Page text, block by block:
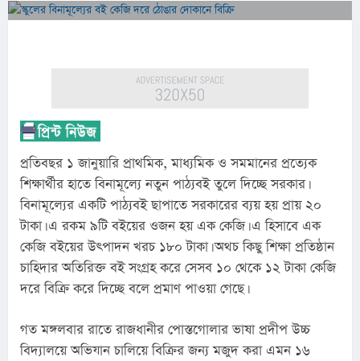
প্রতিবছর ১ জানুয়ারি প্রাথমিক, মাধ্যমিক ও সমমানের প্রত্যেক
শিক্ষার্থীর হাতে বিনামূল্যে নতুন পাঠ্যবই তুলে দিচ্ছে সরকার।
বিনামূল্যের একটি পাঠ্যবই ছাপাতে সরকারের ব্যয় হয় প্রায় ২০
টাকা। এ রকম ৯টি বইয়ের ওজন হয় এক কেজি। এ হিসাবে এক
কেজি বইয়ের উৎপাদন খরচ ১৮০ টাকা। অথচ কিছু শিক্ষা প্রতিষ্ঠান
চাহিদার অতিরিক্ত বই সংগ্রহ করে সেসব ১০ থেকে ১২ টাকা কেজি
দরে বিক্রি করে দিচ্ছে বলে প্রমাণ পাওয়া গেছে।
গত মঙ্গলবার রাতে রাজধানীর পোস্তগোলার ভাষা প্রদীপ উচ্চ
বিদ্যালয়ে অভিযান চালিয়ে বিক্রির জন্য মজুদ করা এমন ১৬